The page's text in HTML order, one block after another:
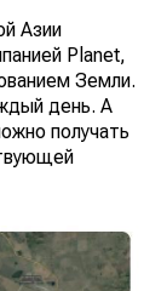
Азии
Planet,
Земли.
день. А
получать